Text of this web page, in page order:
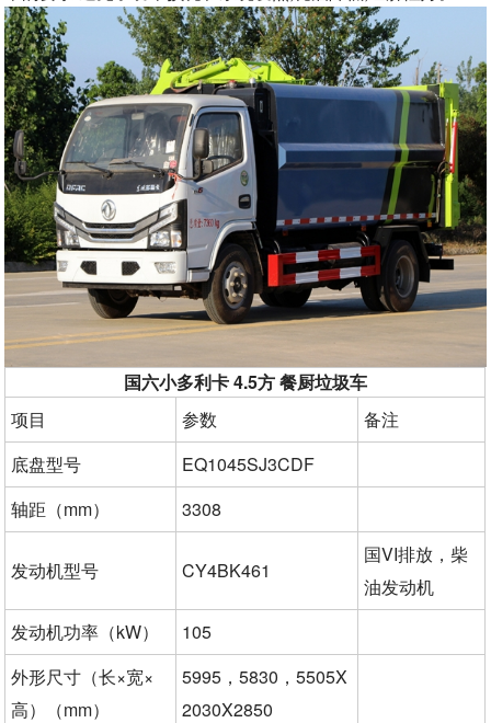
国六小多利卡 4.5方 餐厨垃圾车
项目
参数
备注
底盘型号
EQ1045SJ3CDF
轴距（mm）
3308
发动机型号 CY4BK461
国VI排放，柴
油发动机
发动机功率（kW）
105
外形尺寸（长×宽×
高）（mm）
5995，5830，5505X
2030X2850